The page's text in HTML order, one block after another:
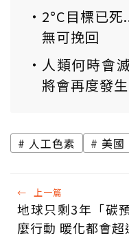
2°C目標已
無可挽回
人類何時會
將會再度發生
人工色素 美國
← 上一篇
地球只剩3年「碳
麼行動 暖化都會超